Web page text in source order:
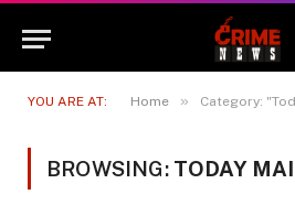
YOU ARE AT: Home » Category:
BROWSING: TODAY